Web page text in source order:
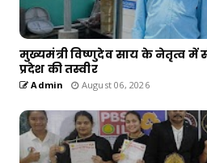
मुख्यमंत्री विष्णुदेव साय के नेतृत्व में
प्रदेश की तस्वीर
Admin August 06, 2026